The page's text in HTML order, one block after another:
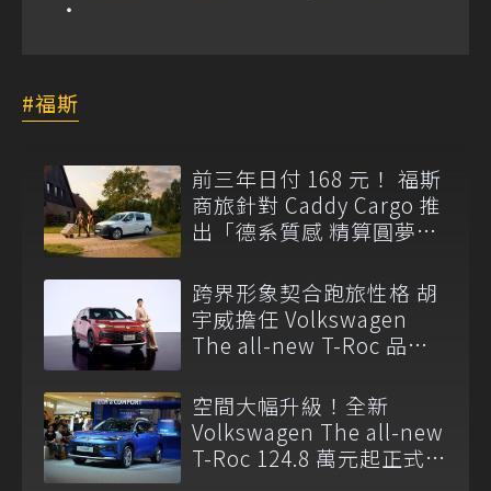
福斯
前三年日付 168 元！ 福斯
商旅針對 Caddy Cargo 推
出「德系質感 精算圓夢」
跨界形象契合跑旅性格 胡
宇威擔任 Volkswagen
The all-new T-Roc 品牌
空間大幅升級！全新
Volkswagen The all-new
T-Roc 124.8 萬元起正式上